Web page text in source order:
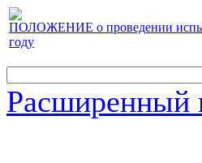
ПОЛОЖЕНИЕ о проведении
году
Расширенный